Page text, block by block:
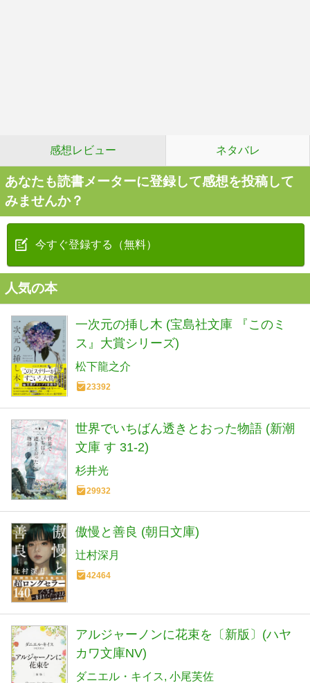
感想レビュー ネタバレ
あなたも読書メーターに登録して感想を投稿して
みませんか？
今すぐ登録する（無料）
人気の本
一次元の挿し木 (宝島社文庫 『このミ
ス』大賞シリーズ)
松下龍之介
23392
世界でいちばん透きとおった物語 (新潮
文庫 す 31-2)
杉井光
29932
傲慢と善良 (朝日文庫)
辻村深月
42464
アルジャーノンに花束を〔新版〕(ハヤ
カワ文庫NV)
ダニエル・キイス 小尾芙佐